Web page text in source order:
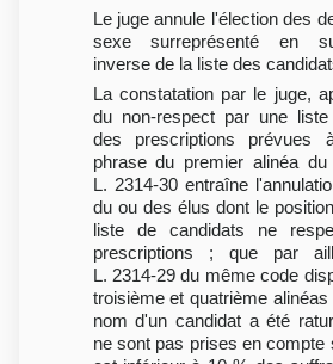
Le juge annule l'élection des
sexe surreprésenté en
inverse de la liste des
La constatation par le juge,
du non-respect par une
des prescriptions prévues
phrase du premier alinéa
L. 2314-30 entraîne
du ou des élus dont le
liste de candidats ne
prescriptions ; que par
L. 2314-29 du même code
troisième et quatrième
nom d'un candidat a été
ne sont pas prises en compte